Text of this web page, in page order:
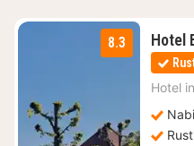
8.3 Hotel
Hotel in